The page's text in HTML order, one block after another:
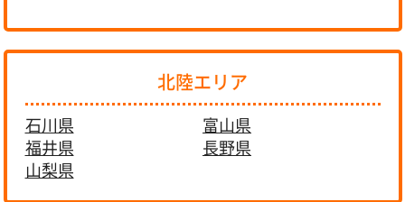
北陸エリア
石川県
富山県
福井県
長野県
山梨県